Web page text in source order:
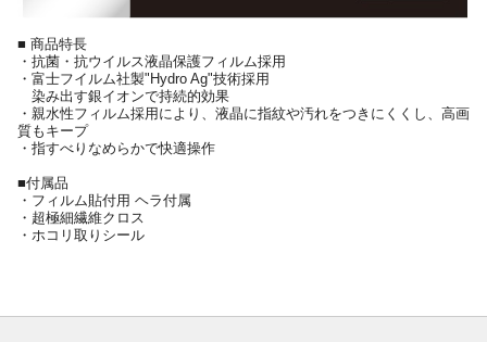
■ 商品特長
・抗菌・抗ウイルス液晶保護フィルム採用
・富士フイルム社製"Hydro Ag"技術採用
染み出す銀イオンで持続的効果
・親水性フィルム採用により、液晶に指紋や汚れをつきにくくし、高画
質もキープ
・指すべりなめらかで快適操作
■付属品
・フィルム貼付用 ヘラ付属
・超極細繊維クロス
・ホコリ取りシール